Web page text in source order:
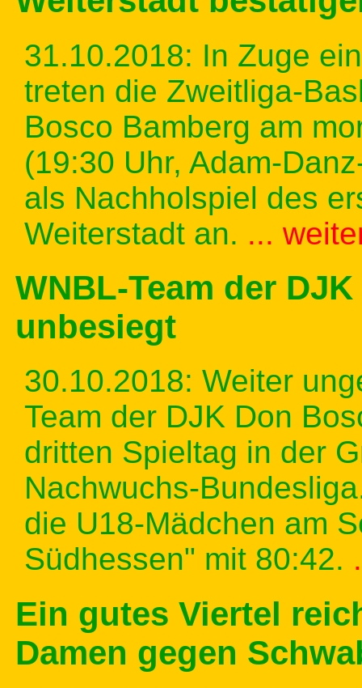
31.10.2018: In Zuge
treten die Zweitliga-
Bosco Bamberg am
(19:30 Uhr, Adam-
als Nachholspiel des
Weiterstadt an. ...
WNBL-Team der
unbesiegt
30.10.2018: Weiter
Team der DJK Don
dritten Spieltag in der
Nachwuchs-
die U18-Mädchen am
Südhessen" mit 80:42.
Ein gutes Viertel
Damen gegen